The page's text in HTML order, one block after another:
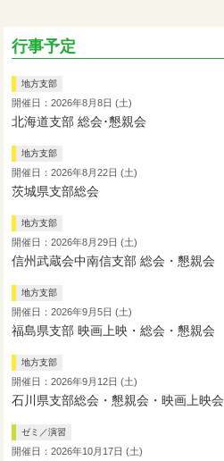
行事予定
地方支部
開催日：2026年8月8日 (土)
北海道支部 総会･懇親会
地方支部
開催日：2026年8月22日 (土)
茨城県支部総会
地方支部
開催日：2026年8月29日 (土)
信州武蔵会中南信支部 総会・懇親会
地方支部
開催日：2026年9月5日 (土)
福島県支部 映画上映・総会・懇親会
地方支部
開催日：2026年9月12日 (土)
石川県支部総会・懇親会・映画上映会
ゼミ／演習
開催日：2026年10月17日 (土)